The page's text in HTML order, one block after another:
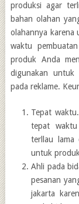
produksi agar
bahan olahan
olahannya karena
waktu
produk Anda
digunakan untuk
pada reklame.
Tepat
tepat
terllau lama
untuk
Ahli pada
pesanan
jakarta